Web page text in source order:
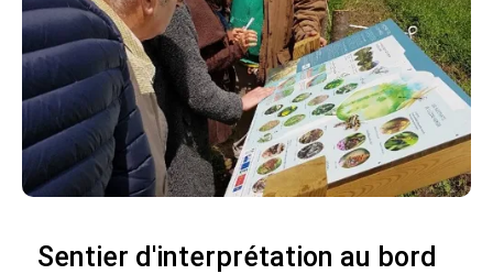
Sentier d'interprétation au bord